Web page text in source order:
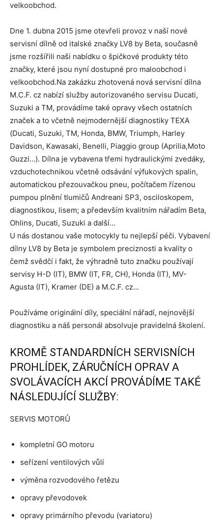
velkoobchod.
Dne 1. dubna 2015 jsme otevřeli provoz v naší nové
servisní dílně od italské značky LV8 by Beta, současně
jsme rozšířili naši nabídku o špičkové produkty této
značky, které jsou nyní dostupné pro maloobchod i
velkoobchod.Na zakázku zhotovená nová servisní dílna
M.C.F. cz nabízí služby autorizovaného servisu Ducati,
Suzuki a TM, provádíme také opravy všech ostatních
značek a to včetně nejmodernější diagnostiky TEXA
(Ducati, Suzuki, TM, Honda, BMW, Triumph, Harley
Davidson, Kawasaki, Benelli, Piaggio group (Aprilia,Moto
Guzzi…). Dílna je vybavena třemi hydraulickými zvedáky,
vzduchotechnikou včetně odsávání výfukových spalin,
automatickou přezouvačkou pneu, počítačem řízenou
pumpou plnění tlumičů Andreani SP3, osciloskopem,
diagnostikou, lisem; a především kvalitním nářadím Beta,
Ohlins, Ducati, Suzuki a další…
U nás dostanou vaše motocykly tu nejlepší péči. Vybavení
dílny LV8 by Beta je symbolem preciznosti a kvality o
čemž svědčí i fakt, že výhradně tuto značku používají
servisy H-D (IT), BMW (IT, FR, CH), Honda (IT), MV-
Agusta (IT), Kramer (DE) a M.C.F. cz…
Používáme originální díly, speciální nářadí, nejnovější
diagnostiku a náš personál absolvuje pravidelná školení.
KROMĚ STANDARDNÍCH SERVISNÍCH
PROHLÍDEK, ZÁRUČNÍCH OPRAV A
SVOLÁVACÍCH AKCÍ PROVÁDÍME TAKÉ
NÁSLEDUJÍCÍ SLUŽBY:
SERVIS MOTORŮ
kompletní GO motoru
seřízení ventilových vůlí
výměna rozvodového řetězu
opravy převodovek
opravy primárního převodu (variatoru)